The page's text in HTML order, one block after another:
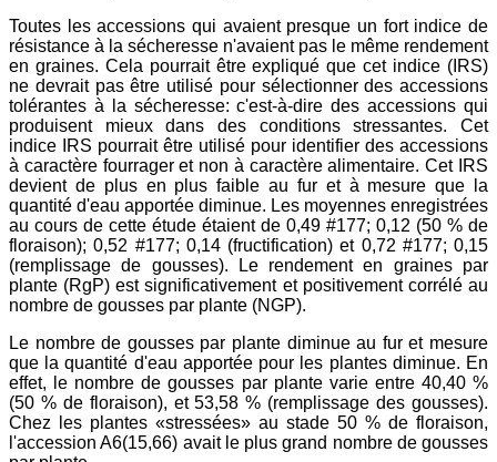
Toutes les accessions qui avaient presque un fort indice de
résistance à la sécheresse n'avaient pas le même rendement
en graines. Cela pourrait être expliqué que cet indice (IRS)
ne devrait pas être utilisé pour sélectionner des accessions
tolérantes à la sécheresse: c'est-à-dire des accessions qui
produisent mieux dans des conditions stressantes. Cet
indice IRS pourrait être utilisé pour identifier des accessions
à caractère fourrager et non à caractère alimentaire. Cet IRS
devient de plus en plus faible au fur et à mesure que la
quantité d'eau apportée diminue. Les moyennes enregistrées
au cours de cette étude étaient de 0,49 #177; 0,12 (50 % de
floraison); 0,52 #177; 0,14 (fructification) et 0,72 #177; 0,15
(remplissage de gousses). Le rendement en graines par
plante (RgP) est significativement et positivement corrélé au
nombre de gousses par plante (NGP).
Le nombre de gousses par plante diminue au fur et mesure
que la quantité d'eau apportée pour les plantes diminue. En
effet, le nombre de gousses par plante varie entre 40,40 %
(50 % de floraison), et 53,58 % (remplissage des gousses).
Chez les plantes «stressées» au stade 50 % de floraison,
l'accession A6(15,66) avait le plus grand nombre de gousses